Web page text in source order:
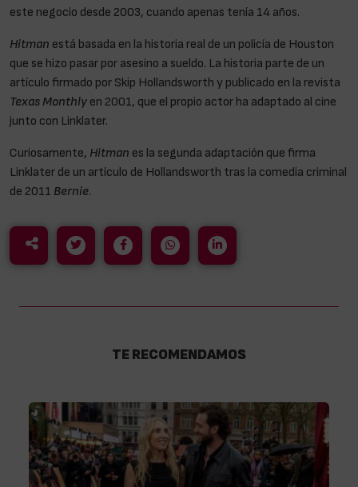
este negocio desde 2003, cuando apenas tenía 14 años.
Hitman está basada en la historia real de un policía de Houston
que se hizo pasar por asesino a sueldo. La historia parte de un
artículo firmado por Skip Hollandsworth y publicado en la revista
Texas Monthly en 2001, que el propio actor ha adaptado al cine
junto con Linklater.
Curiosamente, Hitman es la segunda adaptación que firma
Linklater de un artículo de Hollandsworth tras la comedia criminal
de 2011 Bernie.
TE RECOMENDAMOS